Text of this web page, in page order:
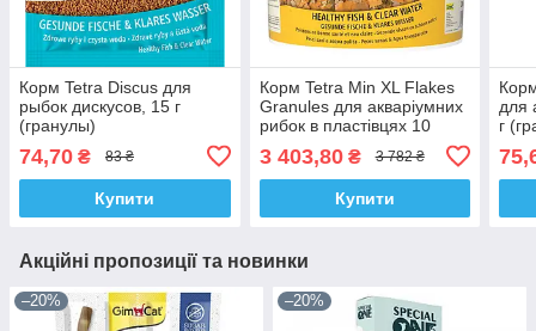
Корм Tetra Discus для
рыбок дискусов, 15 г
(гранулы)
74,70 ₴ 83 ₴
Купити
Корм Tetra Min XL Flakes
Granules для акваріумних
рибок в пластівцях 10
3 403,80₴ 3 782 ₴
Купити
для
г
Акційні пропозиції та новинки
–20% –20%